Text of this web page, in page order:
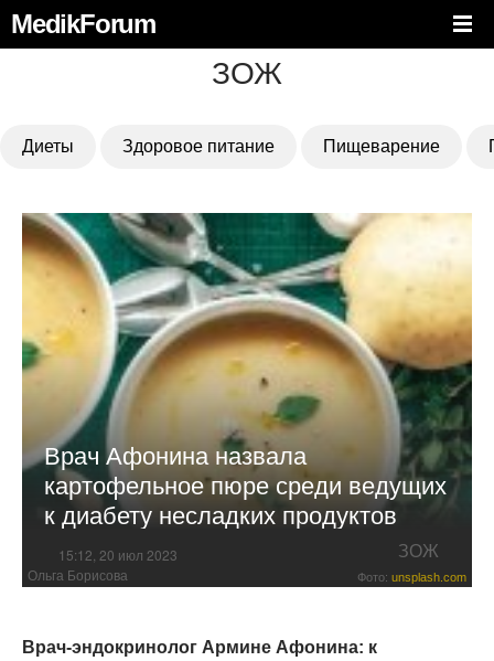
MedikForum
ЗОЖ
Диеты Здоровое питание Пищеварение
Врач Афонина назвала
картофельное пюре среди ведущих
к диабету несладких продуктов
15:12, 20 июл 2023 ЗОЖ
Ольга Борисова Фото: unsplash.com
Врач-эндокринолог Армине Афонина: к